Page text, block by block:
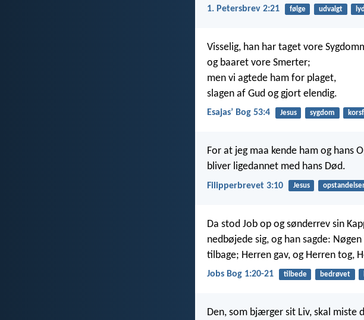
1. Petersbrev 2:21 følge udvalgt
Visselig, han har taget vore
og baaret vore Smerter;
men vi agtede ham for plaget,
slagen af Gud og gjort elendig.
Esajasʼ Bog 53:4 Jesus sygdom
For at jeg maa kende ham og hans
bliver ligedannet med hans Død.
Filipperbrevet 3:10 Jesus
Da stod Job op og sønderrev sin
nedbøjede sig, og han sagde:
tilbage; Herren gav, og Herren tog,
Jobs Bog 1:20-21 tilbede bedrøvet
Den, som bjærger sit Liv, skal miste